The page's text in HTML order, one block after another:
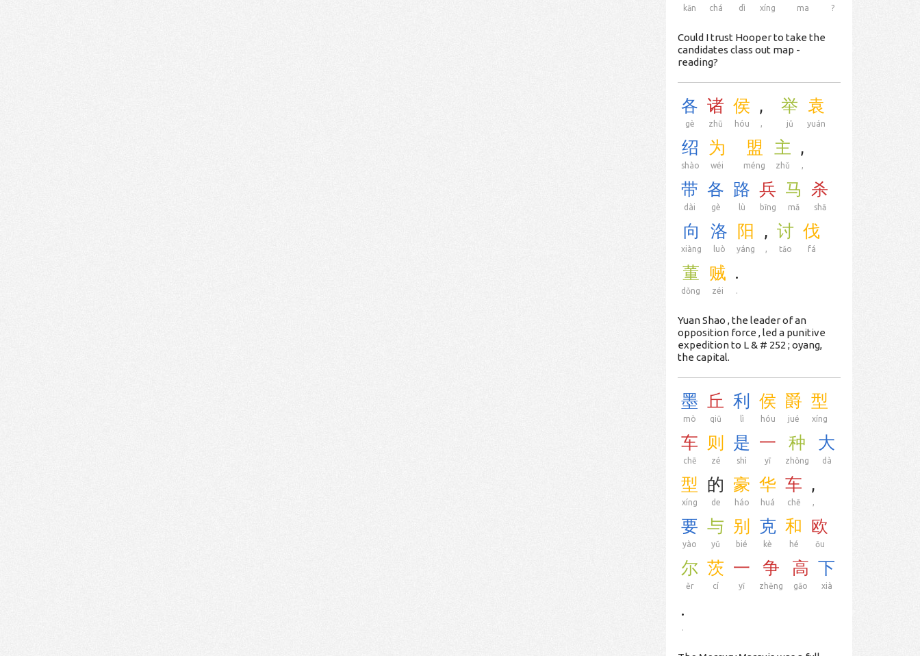
kān chá dì xíng ma ?
Could I trust Hooper to take the
candidates class out map -
reading?
各
gè
诸
zhū
侯
hóu
,
,
举
jǔ
袁
yuán
绍
shào
为
wéi
盟
méng
主
zhǔ
,
,
带
dài
各
gè
路
lù
兵
bīng
马
mǎ
杀
shā
向
xiàng
洛
luò
阳
yáng
,
,
讨
tǎo
伐
fá
董
dǒng
贼
zéi
.
.
Yuan Shao , the leader of an
opposition force , led a punitive
expedition to L & # 252 ; oyang,
the capital.
墨
mò
丘
qiū
利
lì
侯
hóu
爵
jué
型
xíng
车
chē
则
zé
是
shì
一
yī
种
zhǒng
大
dà
型
xíng
的
de
豪
háo
华
huá
车
chē
,
,
要
yào
与
yǔ
别
bié
克
kè
和
hé
欧
ōu
尔
ěr
茨
cí
一
yī
争
zhēng
高
gāo
下
xià
.
.